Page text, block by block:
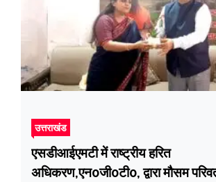
उत्तराखंड
एसडीआईएमटी में राष्ट्रीय हरित
अधिकरण,एन0जी0टी0, द्वारा मौसम